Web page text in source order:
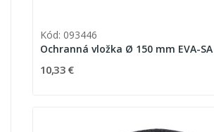
Kód: 093446
Ochranná vložka Ø 150 mm EVA-SA
10,33 €